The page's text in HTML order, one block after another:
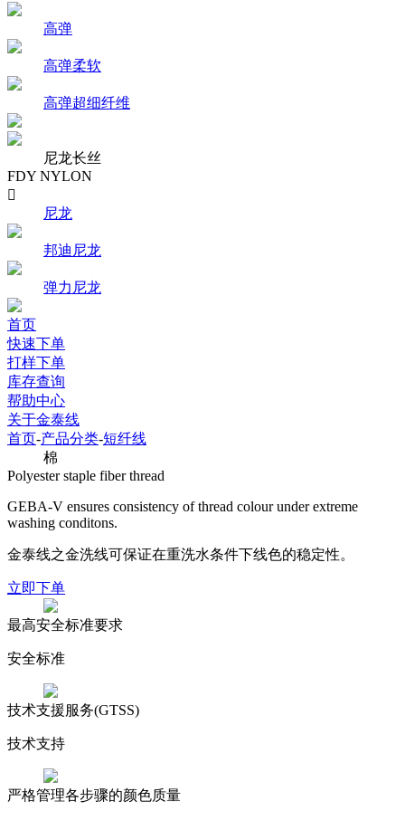
高弹
高弹柔软
高弹超细纤维
尼龙长丝
FDY NYLON

尼龙
邦迪尼龙
弹力尼龙
首页
快速下单
打样下单
库存查询
帮助中心
关于金泰线
首页-产品分类-短纤线
棉
Polyester staple fiber thread
GEBA-V ensures consistency of thread colour under extreme
washing conditons.
金泰线之金洗线可保证在重洗水条件下线色的稳定性。
立即下单
最高安全标准要求
安全标准
技术支援服务(GTSS)
技术支持
严格管理各步骤的颜色质量